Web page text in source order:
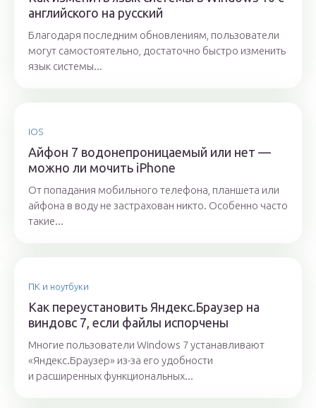
английского на русский
Благодаря последним обновлениям, пользователи
могут самостоятельно, достаточно быстро изменить
язык системы...
IOS
Айфон 7 водонепроницаемый или нет —
можно ли мочить iPhone
От попадания мобильного телефона, планшета или
айфона в воду не застрахован никто. Особенно часто
такие...
ПК и ноутбуки
Как переустановить Яндекс.Браузер на
виндовс 7, если файлы испорчены
Многие пользователи Windows 7 устанавливают
«Яндекс.Браузер» из-за его удобности
и расширенных функциональных...